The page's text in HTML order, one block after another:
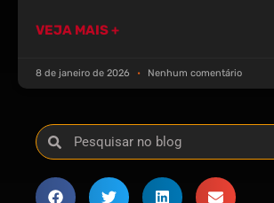
VEJA MAIS +
8 de janeiro de 2026 Nenhum comentário